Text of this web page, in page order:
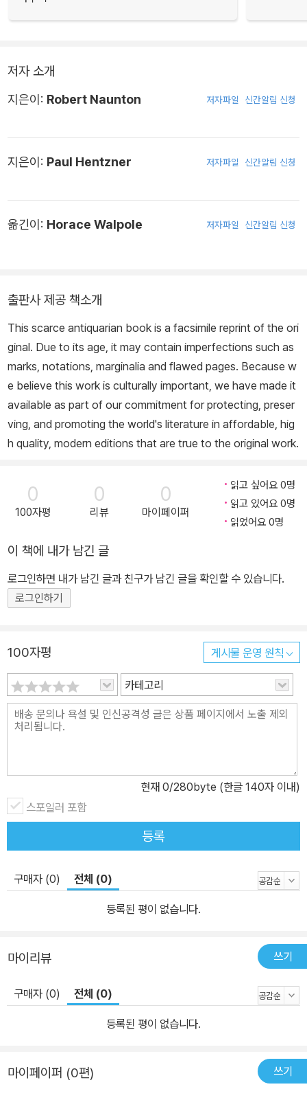
저자 소개
지은이: Robert Naunton 저자파일 신간알림 신청
지은이: Paul Hentzner 저자파일 신간알림 신청
옮긴이: Horace Walpole 저자파일 신간알림 신청
출판사 제공 책소개
This scarce antiquarian book is a facsimile reprint of the ori
ginal. Due to its age, it may contain imperfections such as
marks, notations, marginalia and flawed pages. Because w
e believe this work is culturally important, we have made it
available as part of our commitment for protecting, preser
ving, and promoting the world's literature in affordable, hig
h quality, modern editions that are true to the original work.
0
100자평
0
리뷰
0
마이페이퍼
읽고 싶어요 0명
읽고 있어요 0명
읽었어요 0명
이 책에 내가 남긴 글
로그인하면 내가 남긴 글과 친구가 남긴 글을 확인할 수 있습니다.
로그인하기
100자평 게시물 운영 원칙
카테고리
현재 0/280byte (한글 140자 이내)
스포일러 포함
등록
구매자 (0) 전체 (0)
등록된 평이 없습니다.
마이리뷰 쓰기
구매자 (0) 전체 (0)
등록된 평이 없습니다.
마이페이퍼 (0편) 쓰기